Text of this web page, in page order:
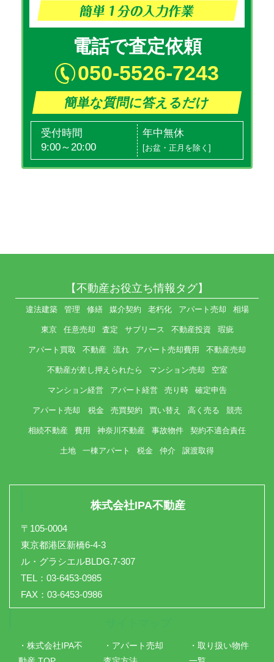
電話で査定依頼
050-5526-7243
簡単な質問に答えるだけ
受付時間
9:00～20:00
年中無休
[お盆・正月を除く]
【不動産お役立ち情報タグ】
違法建築 管理 修繕 媒介契約 老朽化 アパート売却 相場
東京 任意売却 査定 サブリース 不動産投資 瑕疵
アパート買取 不動産 流れ アパート売却費用 不動産売却
不動産が差し押えられたら マンション売却 空室
マンション経営 アパート経営 売り時 確定申告
アパート売却 税金 売買契約 買い替え 高く売る 競売
相続不動産 費用 神奈川不動産 事故物件 契約不適合責任
土地 一棟アパート 税金 仲介 譲渡取得
株式会社IPA不動産
〒105-0004
東京都港区新橋6-4-3
ル・グラシエルBLDG.7-307
TEL：03-6453-0985
FAX：03-6453-0986
・株式会社IPA不
・アパート売却
・取り扱い物件